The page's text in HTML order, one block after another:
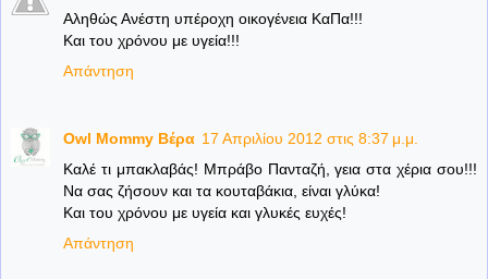
Αληθώς Ανέστη υπέροχη οικογένεια ΚαΠα!!!
Και του χρόνου με υγεία!!!
Απάντηση
Owl Mommy Βέρα 17 Απριλίου 2012 στις 8:37 μ.μ.
Καλέ τι μπακλαβάς! Μπράβο Πανταζή, γεια στα χέρια σου!!!
Να σας ζήσουν και τα κουταβάκια, είναι γλύκα!
Και του χρόνου με υγεία και γλυκές ευχές!
Απάντηση